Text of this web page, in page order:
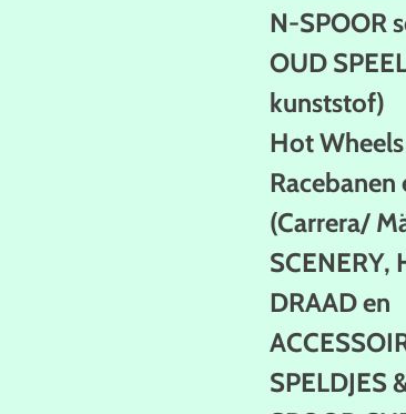
N-SPOOR
OUD
kunststof)
Hot Wheels
Racebanen
(Carrera/
SCENERY,
DRAAD en
SPELDJES